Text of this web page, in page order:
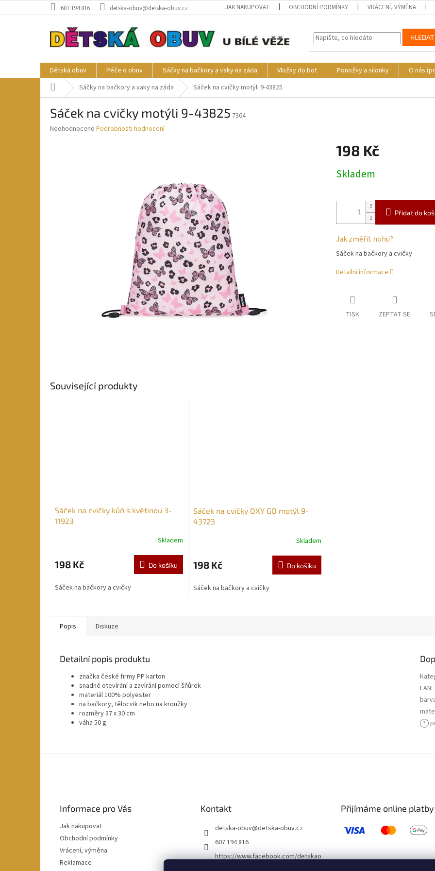
na
607 194 816 detska-obuv@detska-obuv.cz JAK NAKUPOVAT OBCHODNÍ PODMÍNKY VRÁCENÍ, VÝMĚNA
HLEDAT
Dětská obuv Péče o obuv Sáčky na bačkory a vaky na záda Vložky do bot Ponožky a silonky O nás
Domů Sáčky na bačkory a vaky na záda Sáček na cvičky motýli 9-43825
Sáček na cvičky motýli 9-43825 7364
Průměrné
Neohodnoceno Podrobnosti hodnocení
198 Kč
cena:
Skladem
Přidat do
Jak změřit nohu?
Sáček na bačkory a cvičky
Detailní informace
TISK ZEPTAT SE
Související produkty
Sáček na cvičky kůň s květinou 3-
11923
Skladem
198 Kč Do košíku
Sáček na bačkory a cvičky
Sáček na cvičky OXY GO motýl 9-
43723
Skladem
198 Kč Do košíku
Sáček na bačkory a cvičky
Popis Diskuze
Detailní popis produktu
značka české firmy PP karton
snadné otevírání a zavírání pomocí šňůrek
materiál 100% polyester
na bačkory, tělocvik nebo na kroužky
rozměry 37 x 30 cm
váha 50 g
EAN:
?
Informace pro Vás
Jak nakupovat
Obchodní podmínky
Vrácení, výměna
Reklamace
Kontakt
detska-obuv@detska-obuv.cz
607 194 816
https://www.facebook.com/detskao
Přijímáme online platby